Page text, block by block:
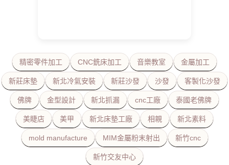
精密零件加工 CNC銑床加工 音樂教室 金屬加工
新莊床墊 新北冷氣安裝 新莊沙發 沙發 客製化沙發
佛牌 金型設計 新北抓漏 cnc工廠 泰國老佛牌
美睫店 美甲 新北床墊工廠 相親 新北素料
mold manufacture MIM金屬粉末射出 新竹cnc
新竹交友中心